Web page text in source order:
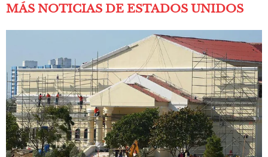
MÁS NOTICIAS DE ESTADOS UNIDOS